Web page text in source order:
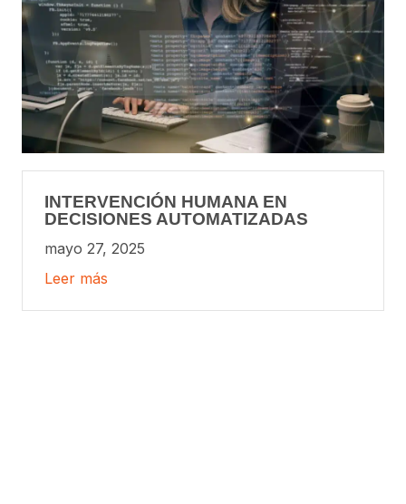
INTERVENCIÓN HUMANA EN
DECISIONES AUTOMATIZADAS
mayo 27, 2025
Leer más